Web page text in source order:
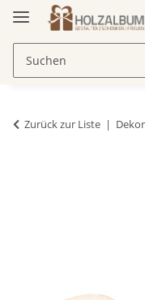
Zurück zur Liste